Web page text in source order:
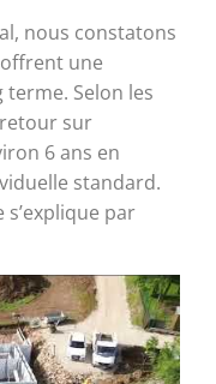
nous constatons
une
Selon les
sur
6 ans en
standard.
par